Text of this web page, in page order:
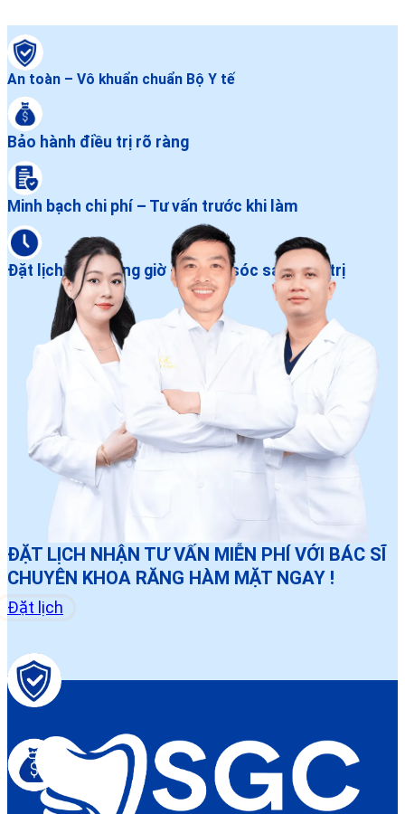
An toàn – Vô khuẩn chuẩn Bộ Y tế
Bảo hành điều trị rõ ràng
Minh bạch chi phí – Tư vấn trước khi làm
Đặt lịch dễ – Đúng giờ – Chăm sóc sau điều trị
ĐẶT LỊCH NHẬN TƯ VẤN MIỄN PHÍ VỚI BÁC SĨ
CHUYÊN KHOA RĂNG HÀM MẶT NGAY !
Đặt lịch
Bảo hành điều trị rõ ràng